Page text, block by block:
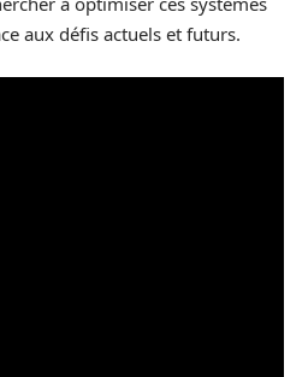
aux défis actuels et futurs.